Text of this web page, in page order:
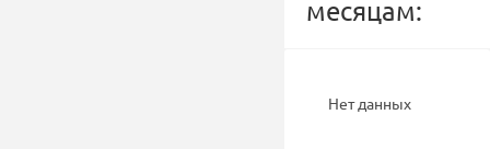
месяцам:
Нет данных